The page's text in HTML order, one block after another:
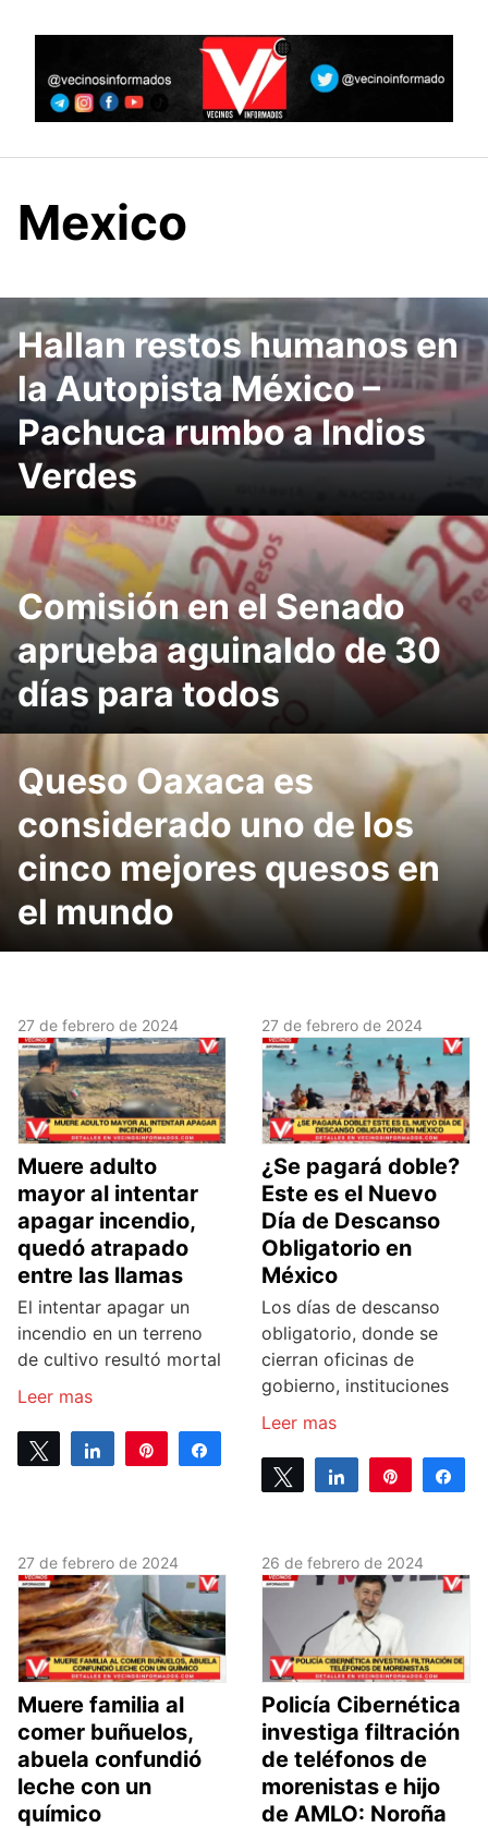
Mexico
Hallan restos humanos en
la Autopista México –
Pachuca rumbo a Indios
Verdes
Comisión en el Senado
aprueba aguinaldo de 30
días para todos
Queso Oaxaca es
considerado uno de los
cinco mejores quesos en
el mundo
27 de febrero de 2024
Muere adulto
mayor al intentar
apagar incendio,
quedó atrapado
entre las llamas
El intentar apagar un
incendio en un terreno
de cultivo resultó mortal
Leer mas
Tweet Share Pin
27 de febrero de 2024
¿Se pagará doble?
Este es el Nuevo
Día de Descanso
Obligatorio en
México
Los días de descanso
obligatorio, donde se
cierran oficinas de
gobierno, instituciones
Leer mas
Tweet Share Pin
27 de febrero de 2024
Muere familia al
comer buñuelos,
abuela confundió
leche con un
químico
26 de febrero de 2024
Policía Cibernética
investiga filtración
de teléfonos de
morenistas e hijo
de AMLO: Noroña